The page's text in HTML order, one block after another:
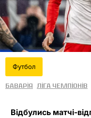
Футбол
Баварія Ліга чемпіонів
Відбулись матчі-